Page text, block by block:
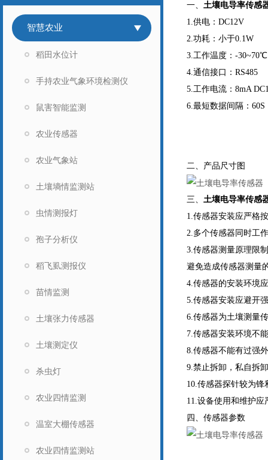
智慧农业
稻田水位计
手持农业气象环境检测仪
鼠害智能监测
农业传感器
农业气象站
土壤墒情监测站
虫情测报灯
孢子分析仪
稻飞虱测报仪
苗情监测
土壤张力传感器
土壤测定仪
杀虫灯
农业四情监测
温室大棚传感器
农业四情监测站
一、 土壤电导率传感
1.供电：DC12V
2.功耗：小于0.1W
3.工作温度：-30~70℃
4.通信接口：RS485
5.工作电流：8mA
6.最短数据间隔：60S
二、产品尺寸图
三、 土壤电导率传感
1.传感器安装应严格
2.多个传感器同时工
3.传感器测量原理限
避免造成传感器测量
4.传感器的安装环境
5.传感器安装应避开
6.传感器为土壤测量
7.传感器安装环境不
8.传感器不能有过强
9.禁止拆卸，私自拆
10.传感器探针较为
11.设备使用和维护
四、传感器参数